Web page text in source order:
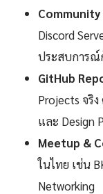
Discord
ประสบการ
GitHub
Projects จริ
และ Design
Meetup &
ในไทย เช่น
Networking